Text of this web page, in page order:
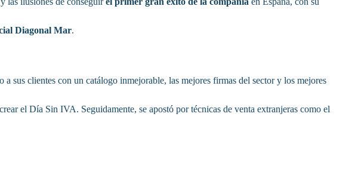
Diagonal Mar.
sus clientes con un catálogo inmejorable, las mejores firmas del sector y los mejores
el Día Sin IVA. Seguidamente, se apostó por técnicas de venta extranjeras como el